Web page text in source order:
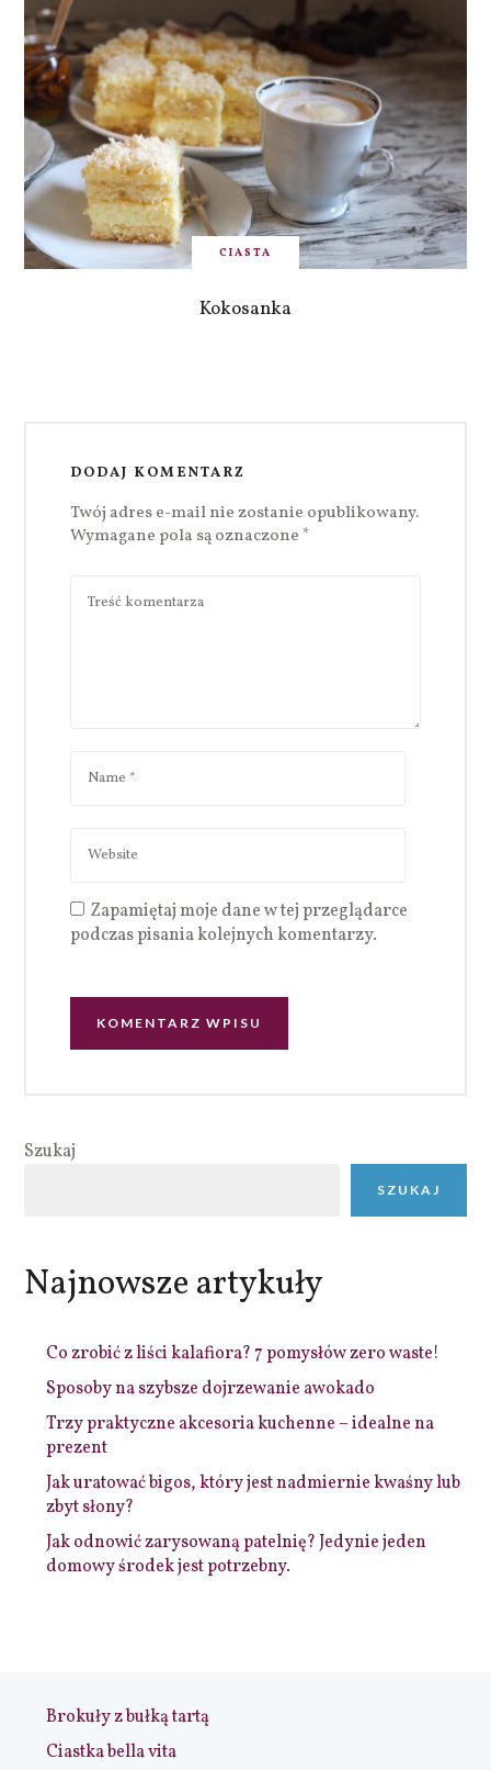
CIASTA
Kokosanka
DODAJ KOMENTARZ
Twój adres e-mail nie zostanie opublikowany.
Wymagane pola są oznaczone *
Zapamiętaj moje dane w tej przeglądarce
podczas pisania kolejnych komentarzy.
Szukaj
SZUKAJ
Najnowsze artykuły
Co zrobić z liści kalafiora? 7 pomysłów zero waste!
Sposoby na szybsze dojrzewanie awokado
Trzy praktyczne akcesoria kuchenne – idealne na
prezent
Jak uratować bigos, który jest nadmiernie kwaśny lub
zbyt słony?
Jak odnowić zarysowaną patelnię? Jedynie jeden
domowy środek jest potrzebny.
Brokuły z bułką tartą
Ciastka bella vita